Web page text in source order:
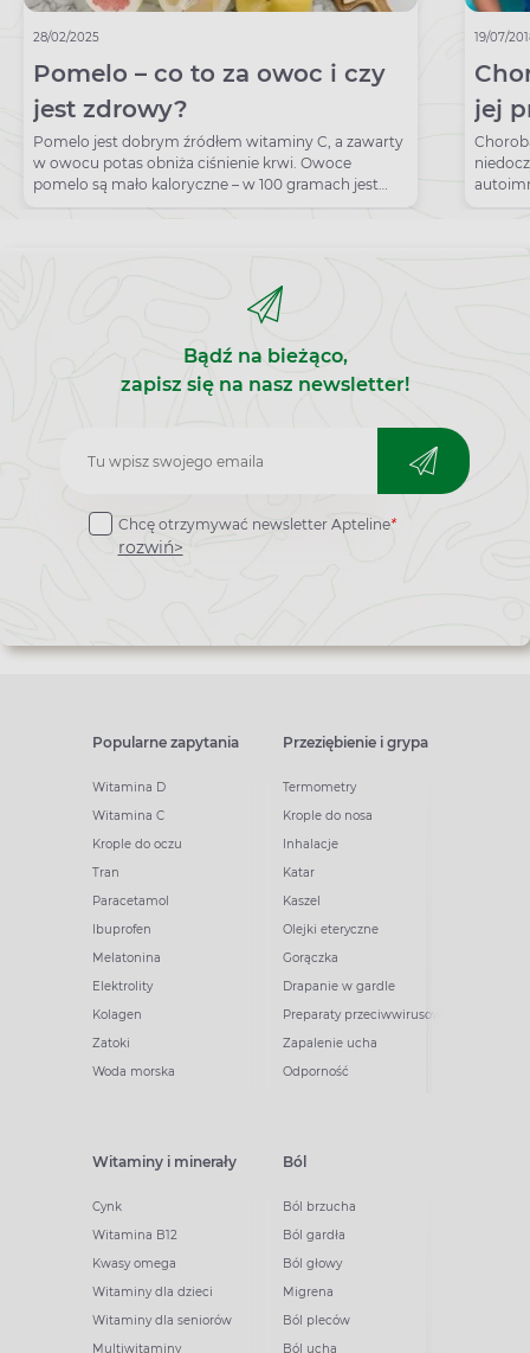
28/02/2025
Pomelo – co to za owoc i czy
jest zdrowy?
Pomelo jest dobrym źródłem witaminy C, a zawarty
w owocu potas obniża ciśnienie krwi. Owoce
pomelo są mało kaloryczne – w 100 gramach jest
jedynie 38 kcal.
19/07/
jej
Bądź na bieżąco,
zapisz się na nasz newsletter!
Zapisz
do
newslettera
Chcę otrzymywać newsletter Apteline*
rozwiń>
Popularne zapytania
Witamina D
Witamina C
Krople do oczu
Tran
Paracetamol
Ibuprofen
Melatonina
Elektrolity
Kolagen
Zatoki
Woda morska
Przeziębienie i grypa
Termometry
Krople do nosa
Inhalacje
Katar
Kaszel
Olejki eteryczne
Gorączka
Drapanie w gardle
Preparaty przeciwwirusowe
Zapalenie ucha
Odporność
Witaminy i minerały
Cynk
Witamina B12
Kwasy omega
Witaminy dla dzieci
Witaminy dla seniorów
Multiwitaminy
Ból
Ból brzucha
Ból gardła
Ból głowy
Migrena
Ból pleców
Ból ucha